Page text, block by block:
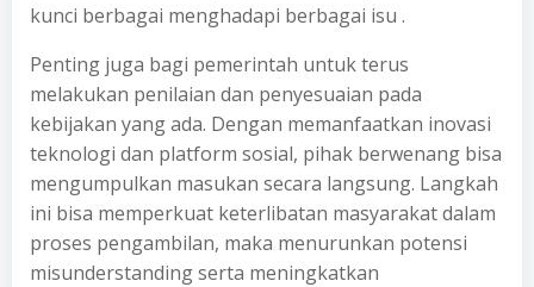
kunci berbagai menghadapi berbagai isu .
Penting juga bagi pemerintah untuk terus
melakukan penilaian dan penyesuaian pada
kebijakan yang ada. Dengan memanfaatkan inovasi
teknologi dan platform sosial, pihak berwenang bisa
mengumpulkan masukan secara langsung. Langkah
ini bisa memperkuat keterlibatan masyarakat dalam
proses pengambilan, maka menurunkan potensi
misunderstanding serta meningkatkan